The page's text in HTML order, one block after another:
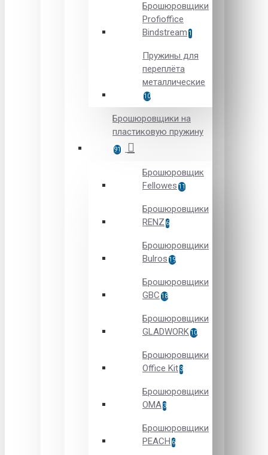
Брошюровщики
Рrofioffice
Вindstream 1
Пружины для
переплёта
металлические
10
Брошюровщики на
пластиковую пружину
91
Брошюровщик
Fellowes 11
Брошюровщики
RENZ 6
Брошюровщики
Bulros 19
Брошюровщики
GBC 18
Брошюровщики
GLADWORK10
Брошюровщики
Office Kit 3
Брошюровщики
OMA 3
Брошюровщики
PEACH 6